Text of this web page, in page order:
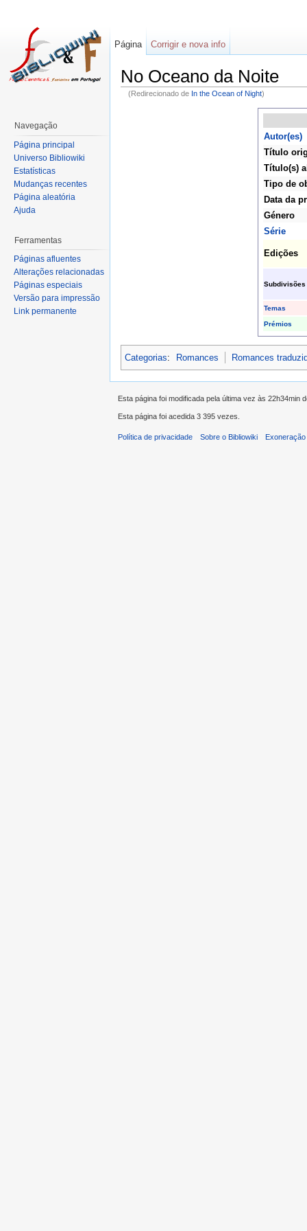
No Oceano da Noite
(Redirecionado de In the Ocean of Night)
Autor(es)
Título
Título(s)
Tipo de
Data da
Género
Série
Edições
Subdivisões
Temas
Prémios
Categorias: Romances Romances
Página Corrigir e nova info
Navegação
Página principal
Universo Bibliowiki
Estatísticas
Mudanças recentes
Página aleatória
Ajuda
Ferramentas
Páginas afluentes
Alterações relacionadas
Páginas especiais
Versão para impressão
Link permanente
Esta página foi modificada pela última vez às 22h34min
Esta página foi acedida 3 395 vezes.
Política de privacidade Sobre o Bibliowiki